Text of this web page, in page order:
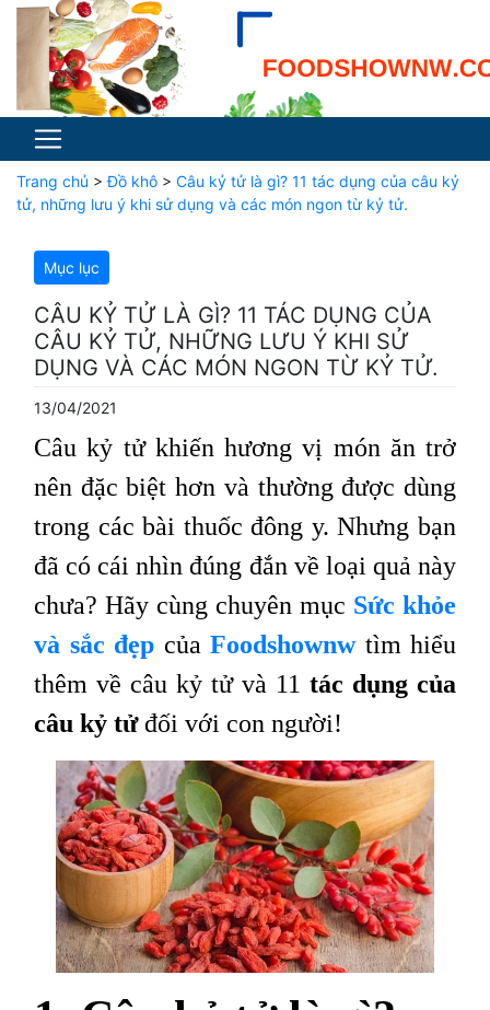
Trang chủ >Đồ khô > Câu kỷ tử là gì? 11 tác dụng của câu kỷ
tử, những lưu ý khi sử dụng và các món ngon từ kỷ tử.
Mục lục
CÂU KỶ TỬ LÀ GÌ? 11 TÁC DỤNG CỦA
CÂU KỶ TỬ, NHỮNG LƯU Ý KHI SỬ
DỤNG VÀ CÁC MÓN NGON TỪ KỶ TỬ.
13/04/2021
Câu kỷ tử khiến hương vị món ăn trở
nên đặc biệt hơn và thường được dùng
trong các bài thuốc đông y. Nhưng bạn
đã có cái nhìn đúng đắn về loại quả này
chưa? Hãy cùng chuyên mục Sức khỏe
và sắc đẹp của Foodshownwtìm hiểu
thêm về câu kỷ tử và 11 tác dụng của
câu kỷ tửđối với con người!